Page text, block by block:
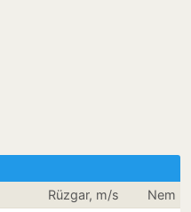
Rüzgar, m/s Nem